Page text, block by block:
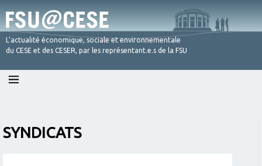
L’actualité économique, sociale et environnementale
du CESE et des CESER, par les représentant.e.s de la FSU
Skip
SYNDICATS